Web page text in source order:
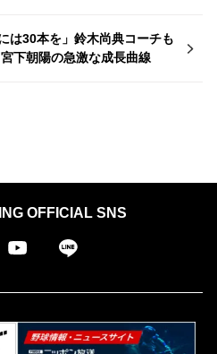
は30本を」鈴木尚典コーチも
下朝陽の急激な成長曲線
OFFICIAL SNS